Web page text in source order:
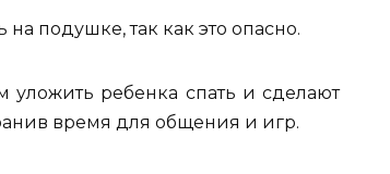
подушке, так как это опасно.
ребенка спать и сделают
время для общения и игр.